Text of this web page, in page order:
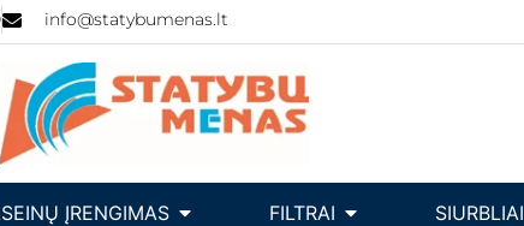
info@statybumenas.lt
ĮRENGIMAS Open Baseinų įrengimas
FILTRAI Open filtraiSIURBLIAI